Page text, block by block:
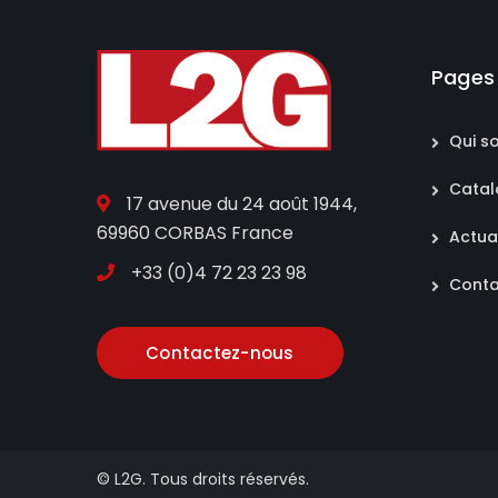
17 avenue du 24 août 1944,
69960 CORBAS France
+33 (0)4 72 23 23 98
Contactez-nous
Pages
Qui
© L2G. Tous droits réservés.